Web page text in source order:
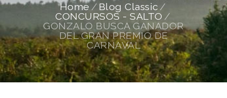
Home
Blog Classic
CONCURSOS - SALTO
GONZALO BUSCA GANADOR
DEL GRAN PREMIO DE
CARNAVAL